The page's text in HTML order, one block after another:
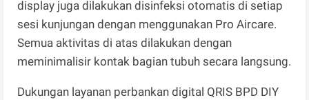
display juga dilakukan disinfeksi otomatis di setiap
sesi kunjungan dengan menggunakan Pro Aircare.
Semua aktivitas di atas dilakukan dengan
meminimalisir kontak bagian tubuh secara langsung.
Dukungan layanan perbankan digital QRIS BPD DIY